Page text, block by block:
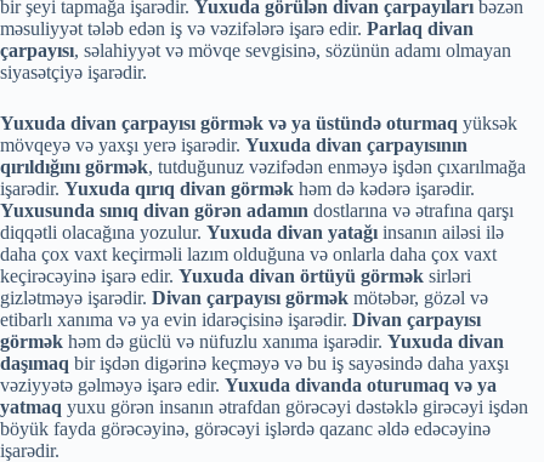
bir şeyi tapmağa işarədir. Yuxuda görülən divan çarpayıları bəzən
məsuliyyət tələb edən iş və vəzifələrə işarə edir. Parlaq divan
çarpayısı, səlahiyyət və mövqe sevgisinə, sözünün adamı olmayan
siyasətçiyə işarədir.
Yuxuda divan çarpayısı görmək və ya üstündə oturmaq yüksək
mövqeyə və yaxşı yerə işarədir. Yuxuda divan çarpayısının
qırıldığını görmək, tutduğunuz vəzifədən enməyə işdən çıxarılmağa
işarədir. Yuxuda qırıq divan görmək həm də kədərə işarədir.
Yuxusunda sınıq divan görən adamın dostlarına və ətrafına qarşı
diqqətli olacağına yozulur. Yuxuda divan yatağı insanın ailəsi ilə
daha çox vaxt keçirməli lazım olduğuna və onlarla daha çox vaxt
keçirəcəyinə işarə edir. Yuxuda divan örtüyü görmək sirləri
gizlətməyə işarədir. Divan çarpayısı görmək mötəbər, gözəl və
etibarlı xanıma və ya evin idarəçisinə işarədir. Divan çarpayısı
görmək həm də güclü və nüfuzlu xanıma işarədir. Yuxuda divan
daşımaq bir işdən digərinə keçməyə və bu iş sayəsində daha yaxşı
vəziyyətə gəlməyə işarə edir. Yuxuda divanda oturumaq və ya
yatmaq yuxu görən insanın ətrafdan görəcəyi dəstəklə girəcəyi işdən
böyük fayda görəcəyinə, görəcəyi işlərdə qazanc əldə edəcəyinə
işarədir.